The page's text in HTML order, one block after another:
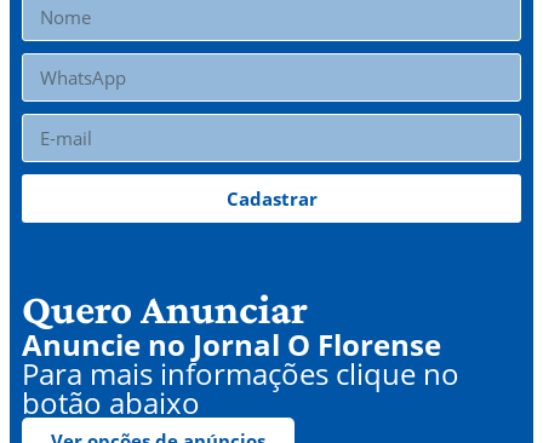
Cadastrar
Quero Anunciar
Anuncie no Jornal O Florense
Para mais informações clique no
botão abaixo